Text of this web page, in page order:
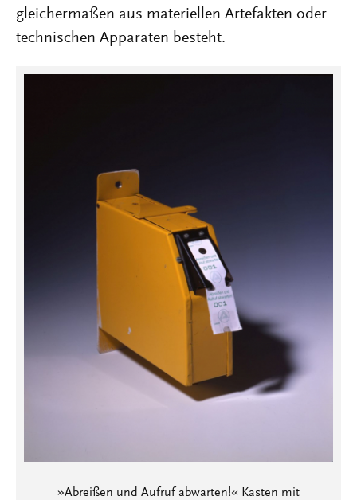
gleichermaßen aus materiellen Artefakten oder
technischen Apparaten besteht.
»Abreißen und Aufruf abwarten!« Kasten mit